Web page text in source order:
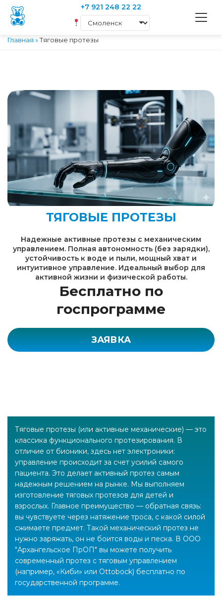
+7 921 248 22 22
Главная »Тяговые протезы
ТЯГОВЫЕ ПРОТЕЗЫ
Надежные активные протезы с механическим
управлением. Полная автономность (без зарядки),
устойчивость к воде и пыли, мощный хват и
интуитивное управление. Идеальный выбор для
активной жизни и физической работы.
Бесплатно по
госпрограмме
ЗАЯВКА
Тяговые протезы (или активные механические) — это
классика функционального протезирования. В
отличие от бионики, здесь нет электроники:
управление происходит за счет усилий самого
пациента. Это делает активный протез самым
надежным решением на рынке. Мы выполняем
изготовление тяговых протезов для детей и
взрослых. Главное преимущество — обратная связь:
вы чувствуете через натяжение троса, с какой силой
сжимаете предмет. Такой механический протез не
нужно заряжать, он не боится воды и песка. В ООО
"Архангельское ПрОП" вы можете получить
современный протез с тяговым управлением
(например, «Киби» или Ottobock) бесплатно по
государственной программе.